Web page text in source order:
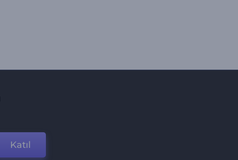
Katıl